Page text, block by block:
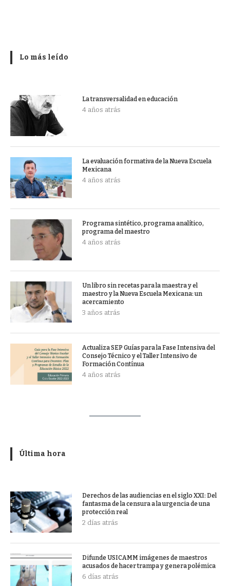
Lo más leído
La transversalidad en educación
4 años atrás
La evaluación formativa de la Nueva Escuela
Mexicana
4 años atrás
Programa sintético, programa analítico,
programa del maestro
4 años atrás
Un libro sin recetas para la maestra y el
maestro y la Nueva Escuela Mexicana: un
acercamiento
3 años atrás
Actualiza SEP Guías para la Fase Intensiva del
Consejo Técnico y el Taller Intensivo de
Formación Contínua
4 años atrás
Última hora
Derechos de las audiencias en el siglo XXI: Del
fantasma de la censura a la urgencia de una
protección real
2 días atrás
Difunde USICAMM imágenes de maestros
acusados de hacer trampa y genera polémica
6 días atrás